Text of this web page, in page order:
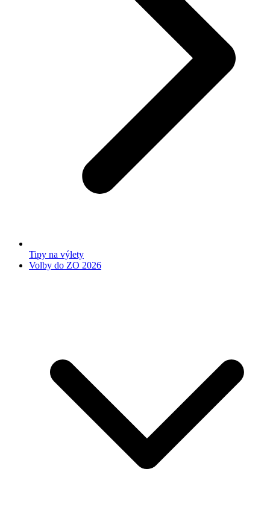
Tipy na výlety
Volby do ZO 2026